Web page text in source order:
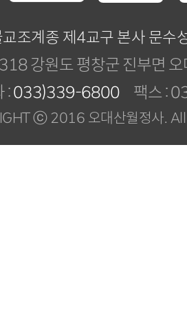
조계종 제4교구 본사 문수
강원도 평창군 진부면
:033)339-6800 팩스 :
ⓒ 2016 오대산월정사.